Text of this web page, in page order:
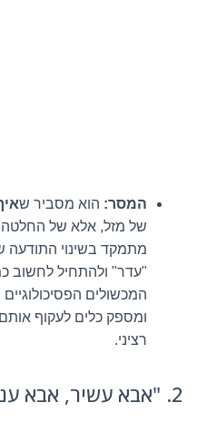
המסר: הוא מסביר ש
של מזל, אלא של החלטה
מתמקד בשינוי התודעה
"עדר" ולהתחיל לחשוב
המכשולים
ומספק כלים לעקוף
רציני.
2. "אבא עשיר, אבא עני" – רוברט קיוסאקי